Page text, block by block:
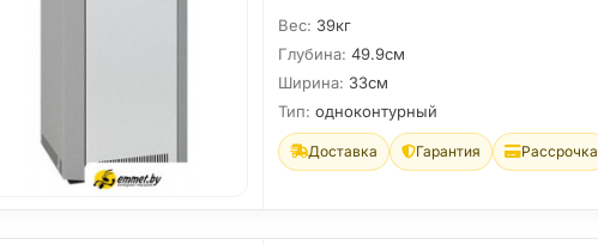
Вес: 39кг
Глубина: 49.9см
Ширина: 33см
Тип: одноконтурный
Доставка Гарантия Рассрочка